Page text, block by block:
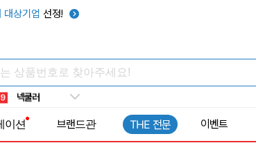
대상기업 선정!
키캡
8 쿨토시
9 넥쿨러
타포린가방
1
이션 브랜드관 THE 전문 이벤트